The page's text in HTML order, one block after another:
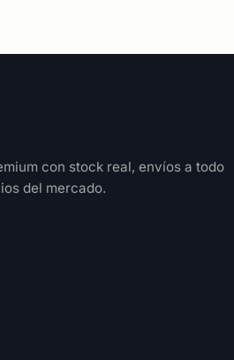
con stock real, envíos a todo
del mercado.